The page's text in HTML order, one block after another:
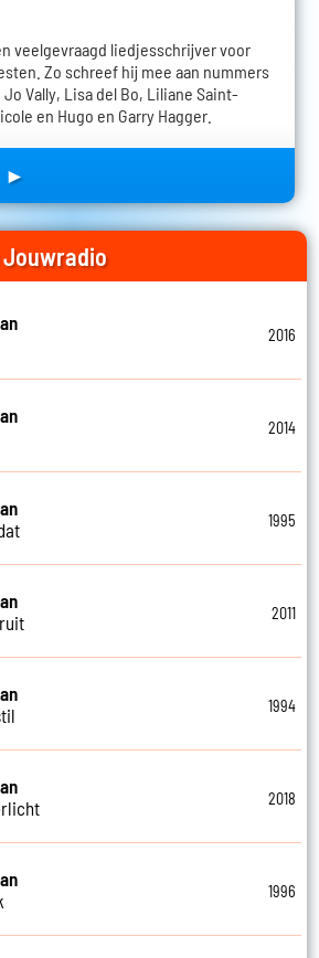
veelgevraagd liedjesschrijver voor
Zo schreef hij mee aan nummers
Vally, Lisa del Bo, Liliane Saint-
en Hugo en Garry Hagger.
►
Jouwradio
2016
2014
1995
2011
1994
2018
1996